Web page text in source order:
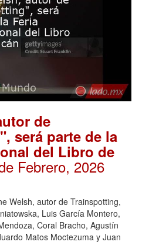
de
será parte de la
del Libro de
Febrero, 2026
Welsh, autor de Trainspotting,
Luis García Montero,
Coral Bracho, Agustín
Matos Moctezuma y Juan